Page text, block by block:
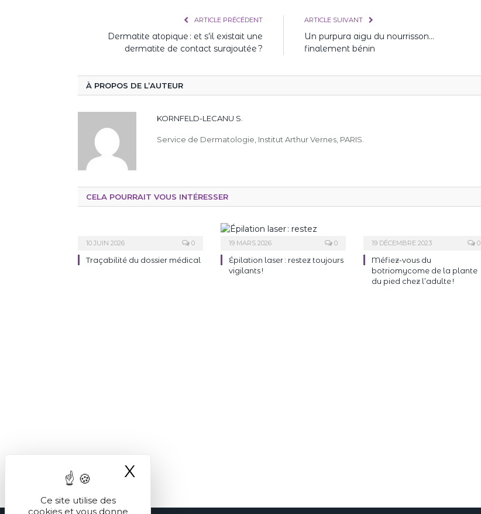
Ce site utilise des
cookies et vous donne
X
ARTICLE PRÉCÉDENT
Dermatite atopique : et s’il existait une
dermatite de contact surajoutée ?
ARTICLE SUIVANT
Un purpura aigu du nourrisson…
finalement bénin
À PROPOS DE L’AUTEUR
KORNFELD-LECANU S.
Service de Dermatologie, Institut Arthur Vernes, PARIS.
CELA POURRAIT VOUS INTÉRESSER
10 JUIN 2026 0
Traçabilité du dossier médical
19 MARS 2026 0
Épilation laser : restez toujours
vigilants !
19 DÉCEMBRE 2023 0
Méfiez-vous du
botriomycome de la plante
du pied chez l’adulte !